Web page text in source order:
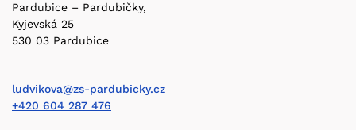
Pardubice – Pardubičky,
Kyjevská 25
530 03 Pardubice
ludvikova@zs-pardubicky.cz
+420 604 287 476